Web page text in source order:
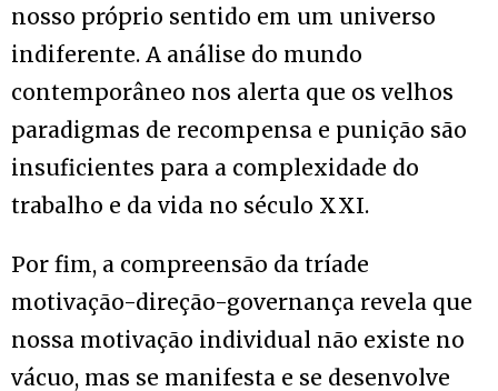
nosso próprio sentido em um universo
indiferente. A análise do mundo
contemporâneo nos alerta que os velhos
paradigmas de recompensa e punição são
insuficientes para a complexidade do
trabalho e da vida no século XXI.
Por fim, a compreensão da tríade
motivação-direção-governança revela que
nossa motivação individual não existe no
vácuo, mas se manifesta e se desenvolve